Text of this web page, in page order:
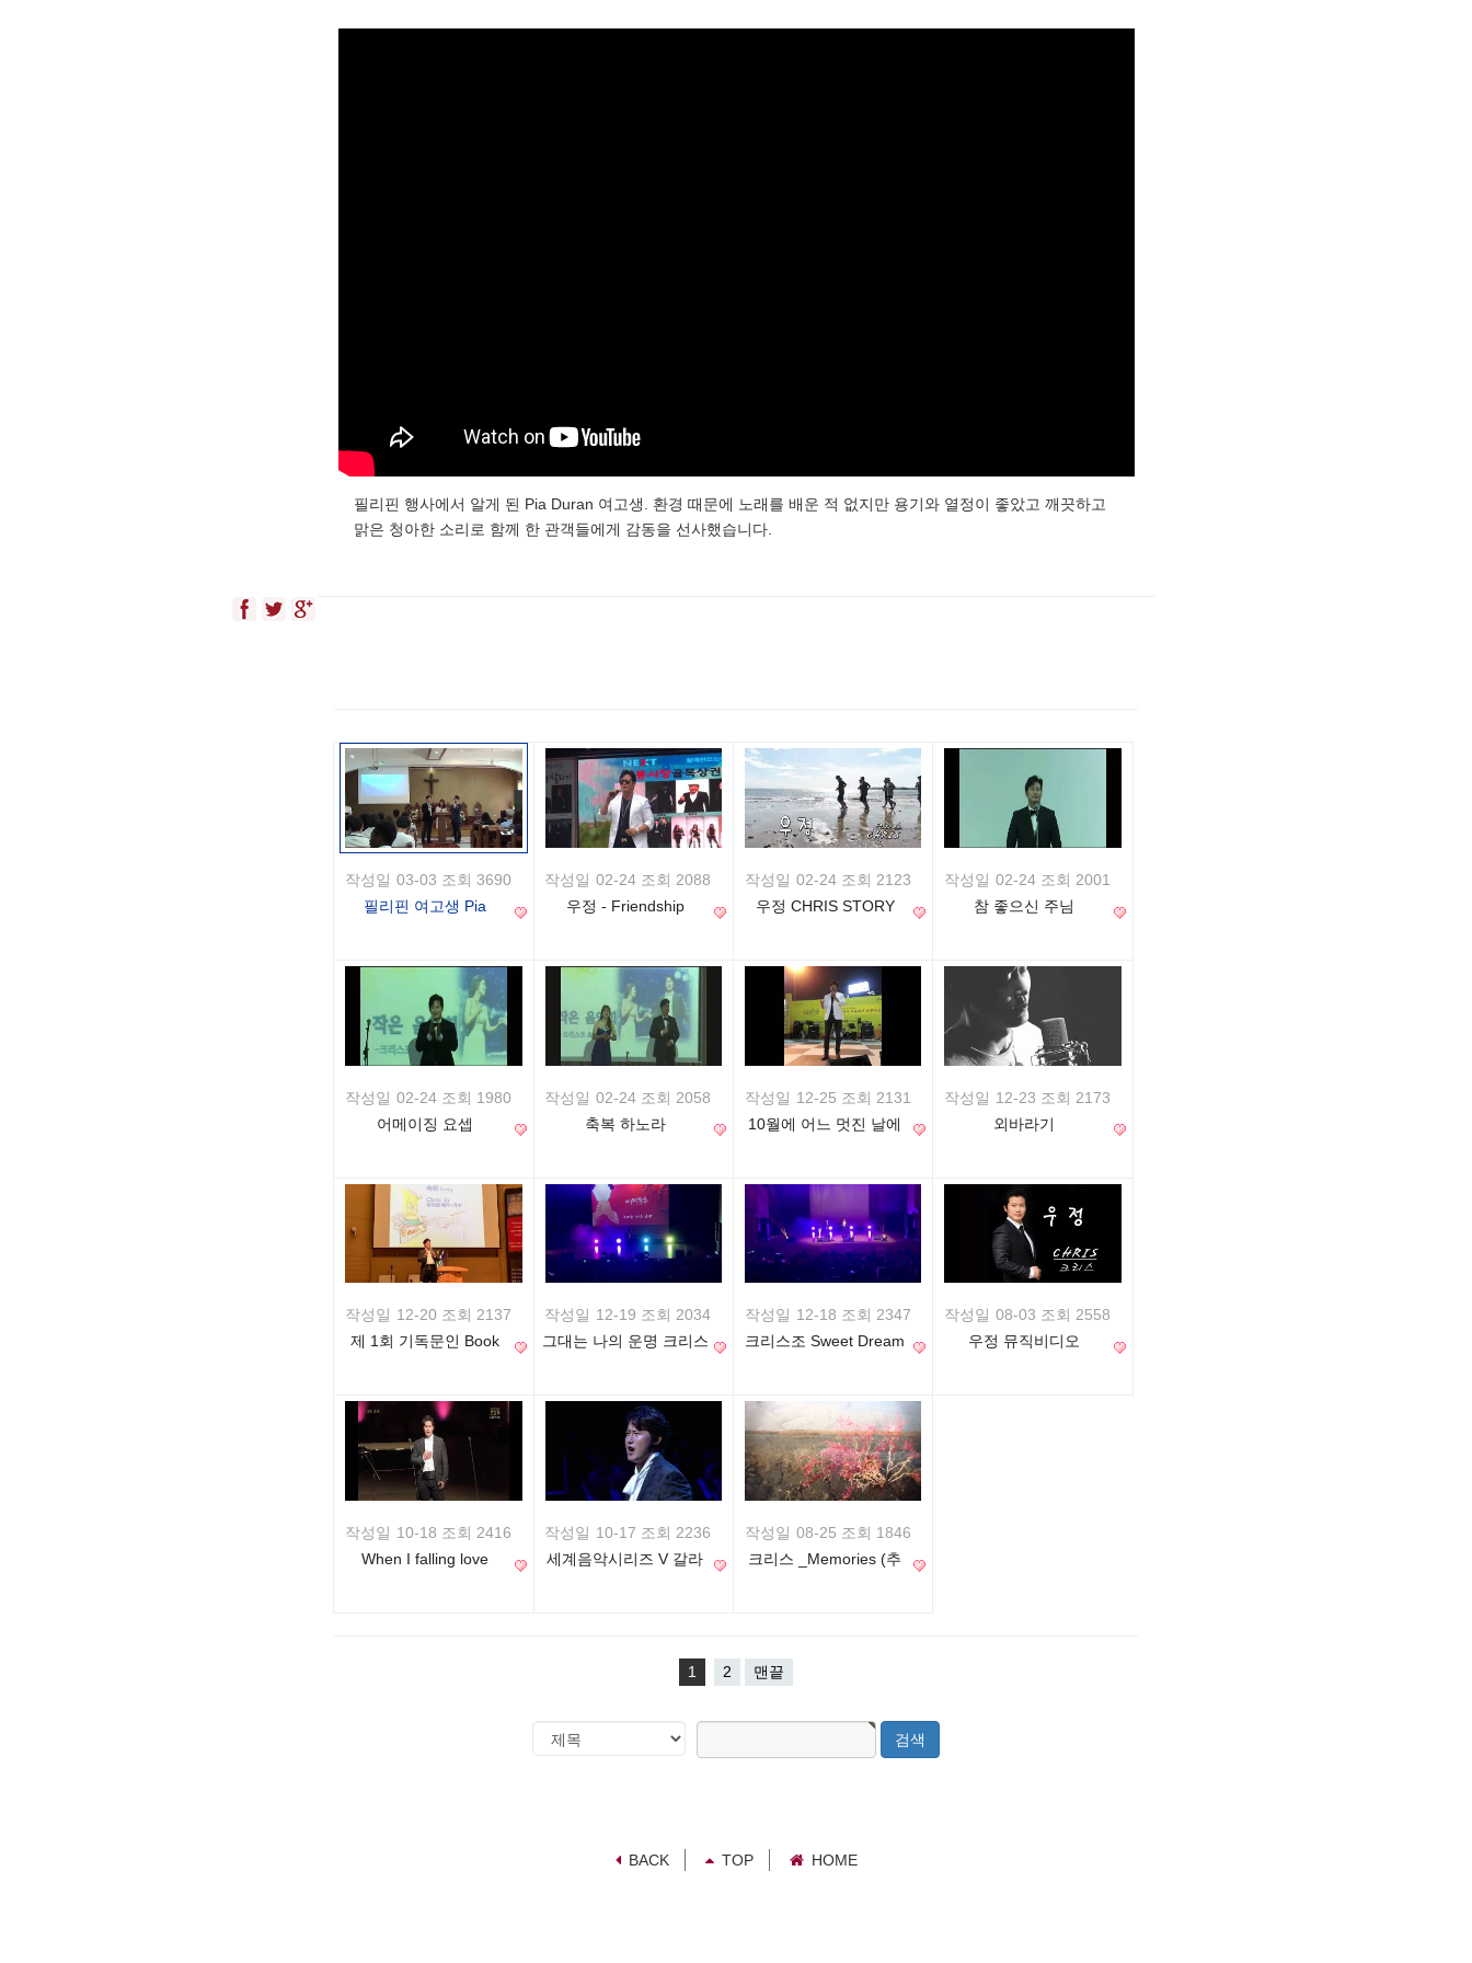
필리핀 행사에서 알게 된 Pia Duran 여고생. 환경 때문에 노래를 배운 적 없지만 용기와 열정이 좋았고 깨끗하고
맑은 청아한 소리로 함께 한 관객들에게 감동을 선사했습니다.
작성일 03-03 조회 3690
필리핀 여고생 Pia
작성일 02-24 조회 2088
우정 - Friendship
작성일 02-24 조회 2123
우정 CHRIS STORY
작성일 02-24 조회 2001
참 좋으신 주님
작성일 02-24 조회 1980
어메이징 요셉
작성일 02-24 조회 2058
축복 하노라
작성일 12-25 조회 2131
10월에 어느 멋진 날에
작성일 12-23 조회 2173
외바라기
작성일 12-20 조회 2137
제 1회 기독문인 Book
작성일 12-19 조회 2034
그대는 나의 운명 크리스
작성일 12-18 조회 2347
크리스조 Sweet Dream
작성일 08-03 조회 2558
우정 뮤직비디오
작성일 10-18 조회 2416
When I falling love
작성일 10-17 조회 2236
세계음악시리즈 V 갈라
작성일 08-25 조회 1846
크리스 _Memories (추
1 2 맨끝
검
색
검
BACK TOP HOME